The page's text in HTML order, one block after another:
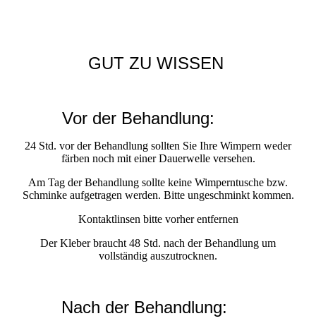
GUT ZU WISSEN
Vor der Behandlung:
24 Std. vor der Behandlung sollten Sie Ihre Wimpern weder
färben noch mit einer Dauerwelle versehen.
Am Tag der Behandlung sollte keine Wimperntusche bzw.
Schminke aufgetragen werden. Bitte ungeschminkt kommen.
Kontaktlinsen bitte vorher entfernen
Der Kleber braucht 48 Std. nach der Behandlung um
vollständig auszutrocknen.
Nach der Behandlung: